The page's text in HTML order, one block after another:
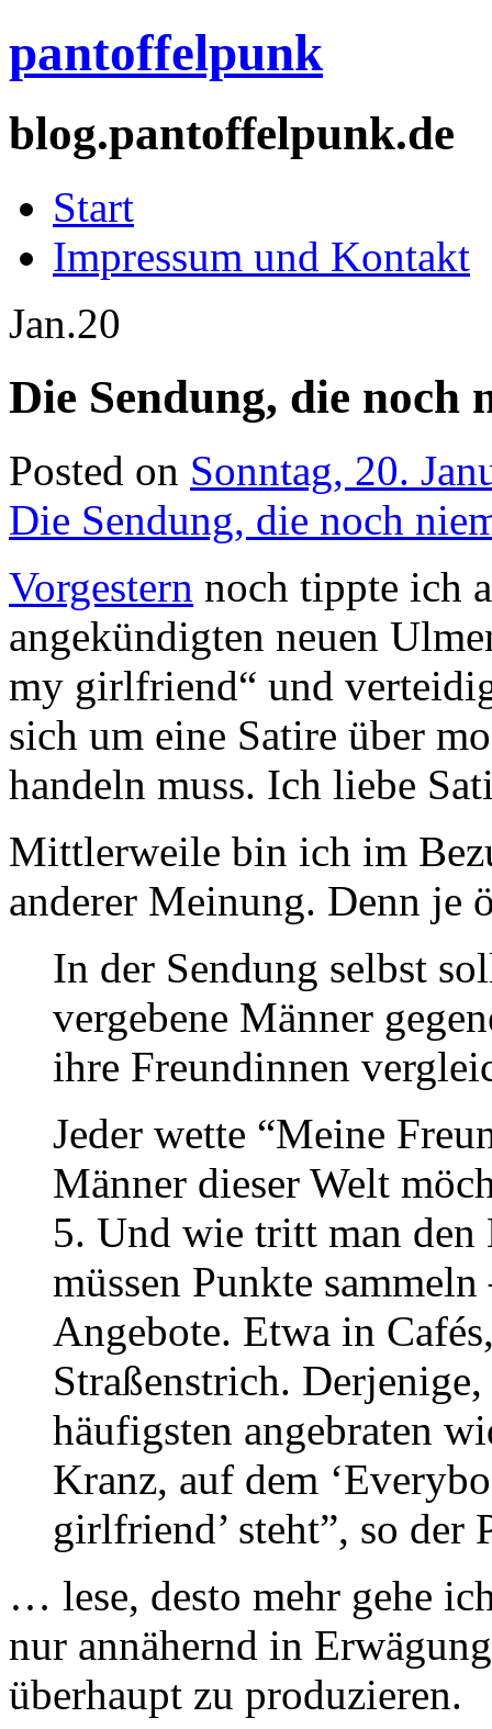
pantoffelpunk
blog.pantoffelpunk.de
Start
Impressum und Kontakt
Jan.20
Die Sendung, die noch
Posted on Sonntag, 20.
Die Sendung, die noch
Vorgestern noch tippte ich
angekündigten neuen
my girlfriend“ und
sich um eine Satire über
handeln muss. Ich liebe
Mittlerweile bin ich im
anderer Meinung. Denn
In der Sendung selbst
vergebene Männer
ihre Freundinnen
Jeder wette “Meine
Männer dieser Welt
5. Und wie tritt man den
müssen Punkte
Angebote. Etwa in
Straßenstrich.
häufigsten angebraten
Kranz, auf dem
girlfriend’ steht”, so der
… lese, desto mehr gehe
nur annähernd in
überhaupt zu produzieren.